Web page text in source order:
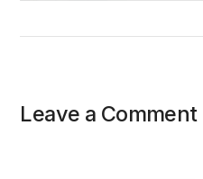
Leave a Comment